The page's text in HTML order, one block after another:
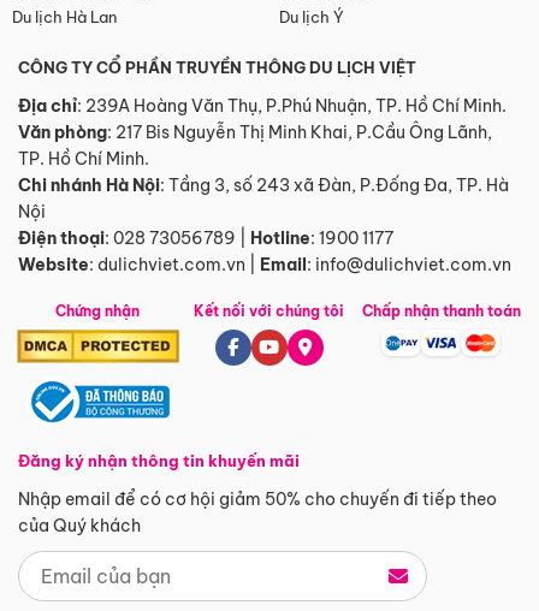
Du lịch Hà Lan
Du lịch Ý
CÔNG TY CỔ PHẦN TRUYỀN THÔNG DU LỊCH VIỆT
Địa chỉ: 239A Hoàng Văn Thụ, P.Phú Nhuận, TP. Hồ Chí Minh.
Văn phòng: 217 Bis Nguyễn Thị Minh Khai, P.Cầu Ông Lãnh,
TP. Hồ Chí Minh.
Chi nhánh Hà Nội: Tầng 3, số 243 xã Đàn, P.Đống Đa, TP. Hà
Nội
Điện thoại: 028 73056789 Hotline: 1900 1177
Website: dulichviet.com.vn Email: info@dulichviet.com.vn
Chứng nhận
Đăng ký nhận thông tin khuyến mãi
Nhập email để có cơ hội giảm 50% cho chuyến đi tiếp theo
của Quý khách
Kết nối với chúng tôi Chấp nhận thanh toán